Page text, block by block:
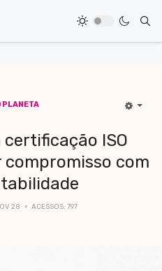
PLANETA
ISO
com
28 ACESSOS: 797